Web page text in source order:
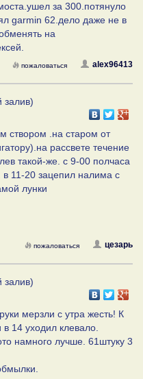
за 300.потянуло
garmin 62.дело даже не в
на
alex96413
пожаловаться
залив)
створом .на старом от
рассвете течение
такой-же. с 9-00 полчаса
в 11-20 зацепил налима с
лунки
цезарь
пожаловаться
залив)
мерзли с утра жесть! К
14 уходил клевало.
намного лучше. 61штуку 3